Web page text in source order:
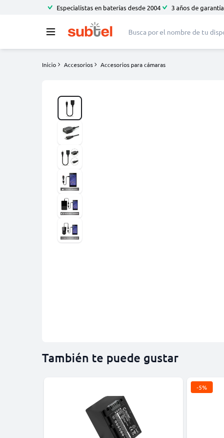
Especialistas en baterías desde 2004 3 años de garantía
Inicio Accesorios Accesorios para cámaras
También te puede gustar
-5%